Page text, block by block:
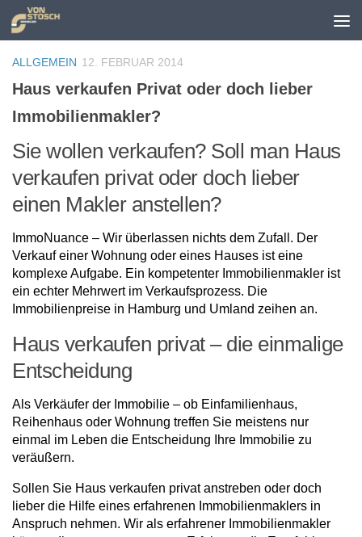
Zum Inhalt springen
ALLGEMEIN 12. FEBRUAR 2014
Haus verkaufen Privat oder doch lieber
Immobilienmakler?
Sie wollen verkaufen? Soll man Haus
verkaufen privat oder doch lieber
einen Makler anstellen?
ImmoNuance – Wir überlassen nichts dem Zufall. Der
Verkauf einer Wohnung oder eines Hauses ist eine
komplexe Aufgabe. Ein kompetenter Immobilienmakler ist
ein echter Mehrwert im Verkaufsprozess. Die
Immobilienpreise in Hamburg und Umland zeihen an.
Haus verkaufen privat – die einmalige
Entscheidung
Als Verkäufer der Immobilie – ob Einfamilienhaus,
Reihenhaus oder Wohnung treffen Sie meistens nur
einmal im Leben die Entscheidung Ihre Immobilie zu
veräußern.
Sollen Sie Haus verkaufen privat anstreben oder doch
lieber die Hilfe eines erfahrenen Immobilienmaklers in
Anspruch nehmen. Wir als erfahrener Immobilienmakler